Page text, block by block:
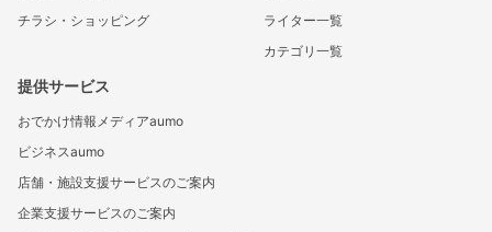
チラシ・ショッピング
ライター一覧
カテゴリ一覧
提供サービス
おでかけ情報メディアaumo
ビジネスaumo
店舗・施設支援サービスのご案内
企業支援サービスのご案内